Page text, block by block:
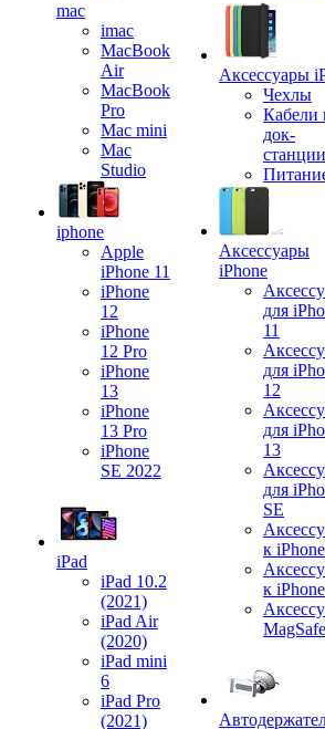
mac
imac
MacBook
Air
MacBook
Pro
Mac mini
Mac
Studio
iphone
Apple
iPhone 11
iPhone
12
iPhone
12 Pro
iPhone
13
iPhone
13 Pro
iPhone
SE 2022
iPad
iPad 10.2
(2021)
iPad Air
(2020)
iPad mini
6
iPad Pro
(2021)
Аксессуары
Чехлы
Кабели
док-
станции
Аксессуары
iPhone
для
11
для
12
для
13
для
SE
к
к
MagSafe